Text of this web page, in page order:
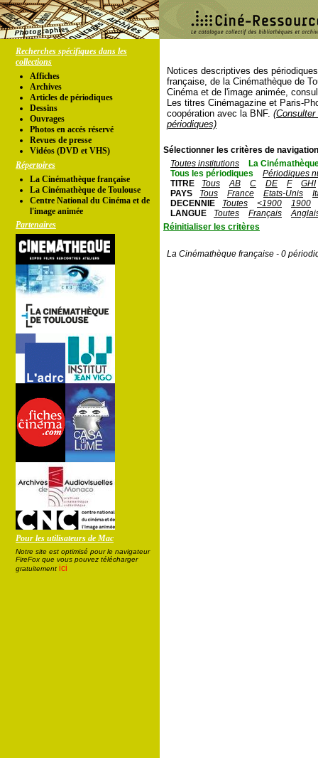
Recherches spécifiques dans les
collections
Affiches
Archives
Articles de périodiques
Dessins
Ouvrages
Photos en accés réservé
Revues de presse
Vidéos (DVD et VHS)
Répertoires
La Cinémathèque française
La Cinémathèque de Toulouse
Centre National du Cinéma et de
l'image animée
Partenaires
Pour les utilisateurs de Mac
Notre site est optimisé pour le navigateur
FireFox que vous pouvez télécharger
gratuitement ici
Notices descriptives des
française, de la Cinémathèque de
Cinéma et de l'image animée,
Les titres Cinémagazine et Paris-
coopération avec la BNF.
périodiques)
Sélectionner les critères de
Toutes institutions
La
Tous les périodiques
Périodiques
TITRE
Tous AB C DE F
GHI
PAYS
Tous France Etats-Unis
DECENNIE
Toutes <1900
1900
LANGUE
Toutes Français
Réinitialiser les critères
La Cinémathèque française - 0